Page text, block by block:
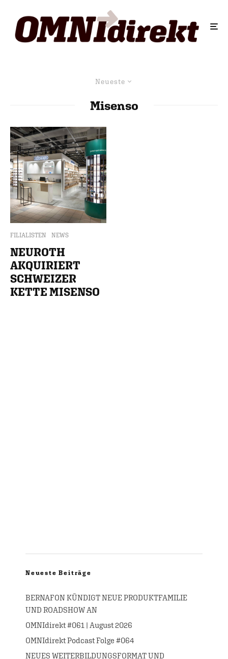
Neueste
Misenso
FILIALISTEN NEWS
NEUROTH
AKQUIRIERT
SCHWEIZER
KETTE MISENSO
Neueste Beiträge
BERNAFON KÜNDIGT NEUE PRODUKTFAMILIE
UND ROADSHOW AN
OMNIdirekt #061 | August 2026
OMNIdirekt Podcast Folge #064
NEUES WEITERBILDUNGSFORMAT UND